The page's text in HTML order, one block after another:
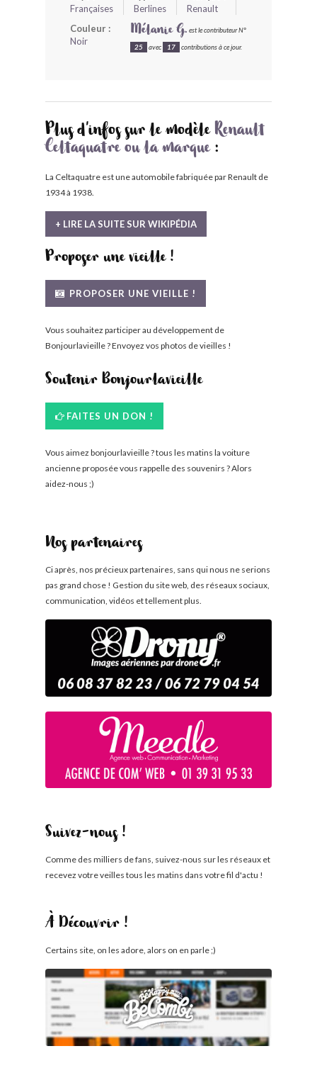
Françaises
Berlines
Renault
Couleur :
Noir
Mélanie G. est le contributeur N°
25 avec 17 contributions à ce jour.
Plus d'infos sur le modèle Renault
Celtaquatre ou la marque:
La Celtaquatre est une automobile fabriquée par Renault de
1934 à 1938.
+ LIRE LA SUITE SUR WIKIPÉDIA
Proposer une vieille !
PROPOSER UNE VIEILLE !
Vous souhaitez participer au développement de
Bonjourlavieille ? Envoyez vos photos de vieilles !
Soutenir Bonjourlavieille
FAITES UN DON !
Vous aimez bonjourlavieille ? tous les matins la voiture
ancienne proposée vous rappelle des souvenirs ? Alors
aidez-nous ;)
Nos partenaires
Ci après, nos précieux partenaires, sans qui nous ne serions
pas grand chose ! Gestion du site web, des réseaux sociaux,
communication, vidéos et tellement plus.
Suivez-nous !
Comme des milliers de fans, suivez-nous sur les réseaux et
recevez votre veilles tous les matins dans votre fil d'actu !
À Découvrir !
Certains site, on les adore, alors on en parle ;)